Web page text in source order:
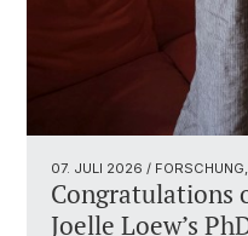
07. JULI 2026 /
Congratulations
Joelle Loew’s